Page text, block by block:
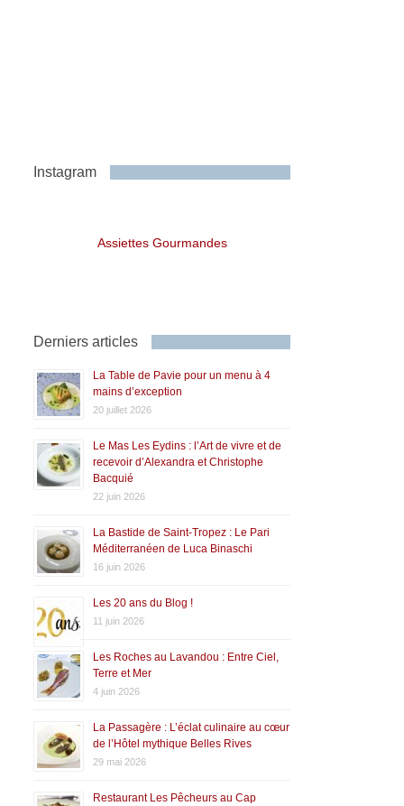
Instagram
Assiettes Gourmandes
Derniers articles
La Table de Pavie pour un menu à 4
mains d’exception
20 juillet 2026
Le Mas Les Eydins : l’Art de vivre et de
recevoir d’Alexandra et Christophe
Bacquié
22 juin 2026
La Bastide de Saint-Tropez : Le Pari
Méditerranéen de Luca Binaschi
16 juin 2026
Les 20 ans du Blog !
11 juin 2026
Les Roches au Lavandou : Entre Ciel,
Terre et Mer
4 juin 2026
La Passagère : L’éclat culinaire au cœur
de l’Hôtel mythique Belles Rives
29 mai 2026
Restaurant Les Pêcheurs au Cap